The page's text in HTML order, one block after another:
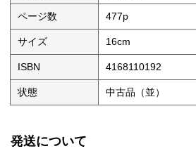
ページ数 477p
サイズ 16cm
ISBN 4168110192
状態 中古品（並）
発送について